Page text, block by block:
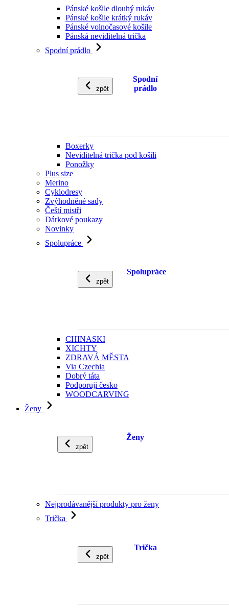
Pánské košile dlouhý rukáv
Pánské košile krátký rukáv
Pánské volnočasové košile
Pánská neviditelná trička
Spodní prádlo
zpět
Spodní
prádlo
Boxerky
Neviditelná trička pod košili
Ponožky
Plus size
Merino
Cyklodresy
Zvýhodněné sady
Čeští mistři
Dárkové poukazy
Novinky
Spolupráce
zpět
Spolupráce
CHINASKI
XICHTY
ZDRAVÁ MĚSTA
Via Czechia
Dobrý táta
Podporuji česko
WOODCARVING
Ženy
zpět
Ženy
Nejprodávanější produkty pro ženy
Trička
zpět
Trička